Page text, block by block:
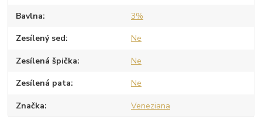
Bavlna 3%
Zesílený sed Ne
Zesílená špička Ne
Zesílená pata Ne
Značka Veneziana